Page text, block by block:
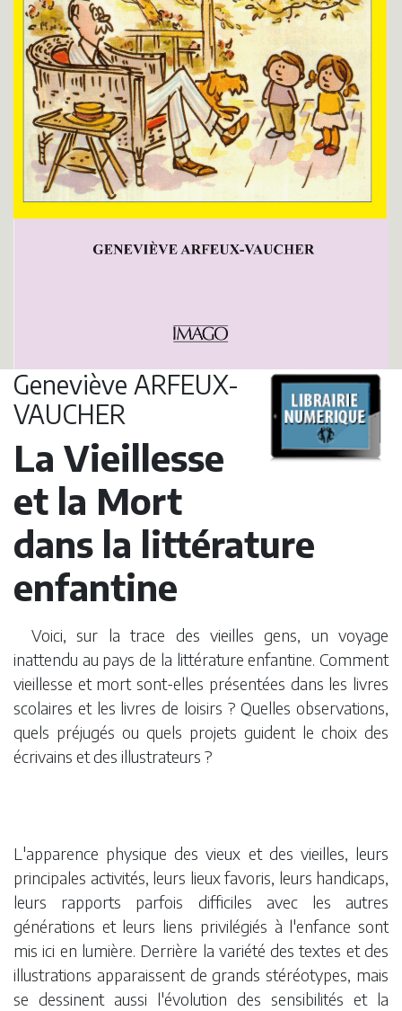
Geneviève ARFEUX-
VAUCHER
La Vieillesse
et la Mort
dans la littérature
enfantine
Voici, sur la trace des vieilles gens, un voyage
inattendu au pays de la littérature enfantine. Comment
vieillesse et mort sont-elles présentées dans les livres
scolaires et les livres de loisirs ? Quelles observations,
quels préjugés ou quels projets guident le choix des
écrivains et des illustrateurs ?
L'apparence physique des vieux et des vieilles, leurs
principales activités, leurs lieux favoris, leurs handicaps,
leurs rapports parfois difficiles avec les autres
générations et leurs liens privilégiés à l'enfance sont
mis ici en lumière. Derrière la variété des textes et des
illustrations apparaissent de grands stéréotypes, mais
se dessinent aussi l'évolution des sensibilités et la